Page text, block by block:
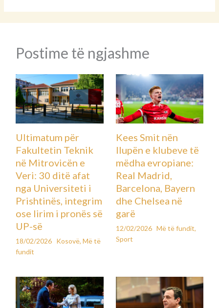
Postime të ngjashme
Ultimatum për
Fakultetin Teknik
në Mitrovicën e
Veri: 30 ditë afat
nga Universiteti i
Prishtinës, integrim
ose lirim i pronës së
UP-së
18/02/2026 Kosovë,Më të
fundit
Kees Smit nën
llupën e klubeve të
mëdha evropiane:
Real Madrid,
Barcelona, Bayern
dhe Chelsea në
garë
12/02/2026 Më të fundit,
Sport